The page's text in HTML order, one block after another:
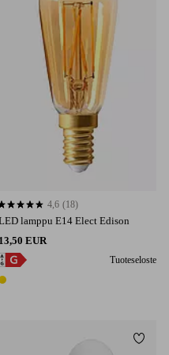
lamppu E14 Elect Edison
13,50 EUR
Tuoteseloste
1 väri
perustuen 18 arvosanaan
4,6 (18)
Lisää